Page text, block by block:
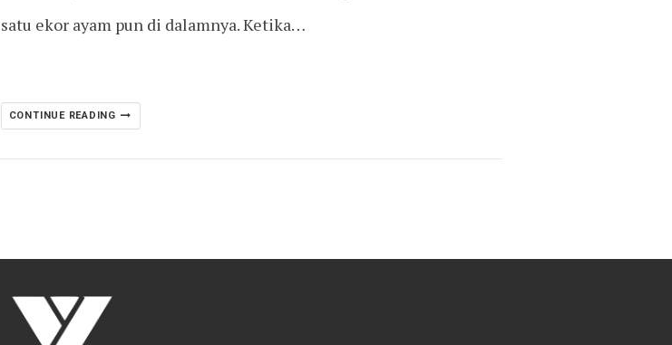
satu ekor ayam pun di dalamnya. Ketika…
CONTINUE READING